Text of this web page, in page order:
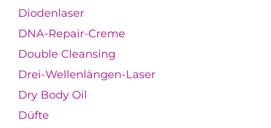
Diodenlaser
DNA-Repair-Creme
Double Cleansing
Drei-Wellenlängen-Laser
Dry Body Oil
Düfte